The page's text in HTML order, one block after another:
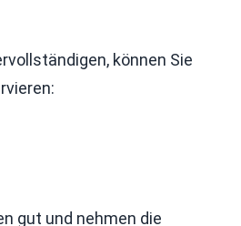
können Sie
gut und nehmen die